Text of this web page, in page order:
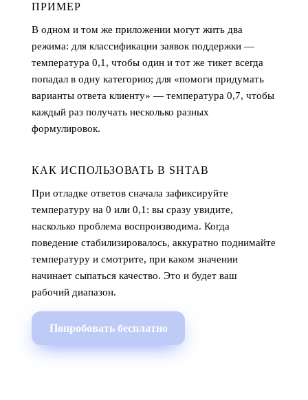
ПРИМЕР
В одном и том же приложении могут жить два
режима: для классификации заявок поддержки —
температура 0,1, чтобы один и тот же тикет всегда
попадал в одну категорию; для «помоги придумать
варианты ответа клиенту» — температура 0,7, чтобы
каждый раз получать несколько разных
формулировок.
КАК ИСПОЛЬЗОВАТЬ В SHTAB
При отладке ответов сначала зафиксируйте
температуру на 0 или 0,1: вы сразу увидите,
насколько проблема воспроизводима. Когда
поведение стабилизировалось, аккуратно поднимайте
температуру и смотрите, при каком значении
начинает сыпаться качество. Это и будет ваш
рабочий диапазон.
Попробовать бесплатно